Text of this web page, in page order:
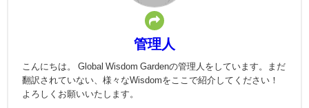
管理人
こんにちは。 Global Wisdom Gardenの管理人をしています。まだ
翻訳されていない、様々なWisdomをここで紹介してください！
よろしくお願いいたします。